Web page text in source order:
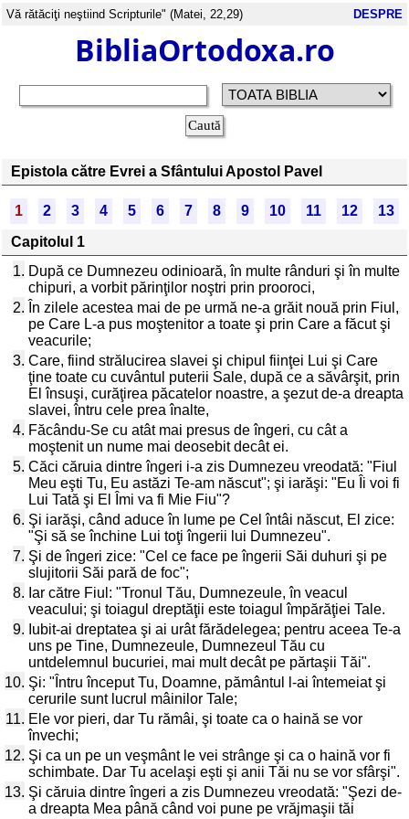
Vă rătăciţi neştiind Scripturile" (Matei, 22,29) DESPRE
BibliaOrtodoxa.ro
Epistola către Evrei a Sfântului Apostol Pavel
1 2 3 4 5 6 7 8 9 10 11 12
13
Capitolul 1
1. După ce Dumnezeu odinioară, în multe rânduri şi în multe
chipuri, a vorbit părinţilor noştri prin prooroci,
2. În zilele acestea mai de pe urmă ne-a grăit nouă prin Fiul,
pe Care L-a pus moştenitor a toate şi prin Care a făcut şi
veacurile;
3. Care, fiind strălucirea slavei şi chipul fiinţei Lui şi Care
ţine toate cu cuvântul puterii Sale, după ce a săvârşit, prin
El însuşi, curăţirea păcatelor noastre, a şezut de-a dreapta
slavei, întru cele prea înalte,
4. Făcându-Se cu atât mai presus de îngeri, cu cât a
moştenit un nume mai deosebit decât ei.
5. Căci căruia dintre îngeri i-a zis Dumnezeu vreodată: "Fiul
Meu eşti Tu, Eu astăzi Te-am născut"; şi iarăşi: "Eu Îi voi fi
Lui Tată şi El Îmi va fi Mie Fiu"?
6. Şi iarăşi, când aduce în lume pe Cel întâi născut, El zice:
"Şi să se închine Lui toţi îngerii lui Dumnezeu".
7. Şi de îngeri zice: "Cel ce face pe îngerii Săi duhuri şi pe
slujitorii Săi pară de foc";
8. Iar către Fiul: "Tronul Tău, Dumnezeule, în veacul
veacului; şi toiagul dreptăţii este toiagul împărăţiei Tale.
9. Iubit-ai dreptatea şi ai urât fărădelegea; pentru aceea Te-a
uns pe Tine, Dumnezeule, Dumnezeul Tău cu
untdelemnul bucuriei, mai mult decât pe părtaşii Tăi".
10. Şi: "Întru început Tu, Doamne, pământul l-ai întemeiat şi
cerurile sunt lucrul mâinilor Tale;
11. Ele vor pieri, dar Tu rămâi, şi toate ca o haină se vor
învechi;
12. Şi ca un pe un veşmânt le vei strânge şi ca o haină vor fi
schimbate. Dar Tu acelaşi eşti şi anii Tăi nu se vor sfârşi".
13. Şi căruia dintre îngeri a zis Dumnezeu vreodată: "Şezi de-
a dreapta Mea până când voi pune pe vrăjmaşii tăi